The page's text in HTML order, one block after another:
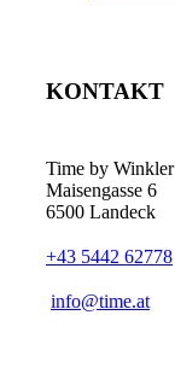
KONTAKT
Time by Winkler
Maisengasse 6
6500 Landeck
+43 5442 62778
­info@time.at